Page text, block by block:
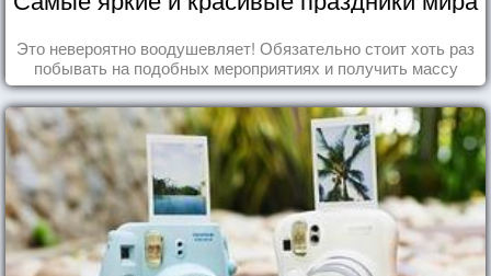
Это невероятно воодушевляет! Обязательно стоит хоть раз
побывать на подобных мероприятиях и получить массу
впечатлений!